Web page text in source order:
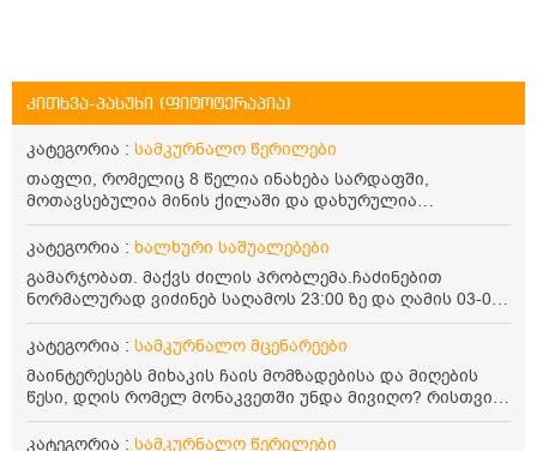
კითხვა-პასუხი (ფიტოტერაპია)
კატეგორია : სამკურნალო წერილები
თაფლი, რომელიც 8 წელია ინახება სარდაფში,
მოთავსებულია მინის ქილაში და დახურულია
პლასტმასის სახურავით. ექნება თუ არა შენარჩუნებული
სასარგებლო თვისებები და შეიძლება თუ არა მისი
მირთმევა? გმადლობთ.
კატეგორია : ხალხური საშუალებები
გამარჯობათ. მაქვს ძილის პრობლემა.ჩაძინებით
ნორმალურად ვიძინებ საღამოს 23:00 ზე და ღამის 03-00
ან 04:00 საათზე მეღვიძება და მერე ვერ ვიძინებ
ვერაფრით.რამე ხალხური საშუალება თუ არის ამ
პრობლემის მოსაგვარებლად
კატეგორია : სამკურნალო მცენარეები
მაინტერესებს მიხაკის ჩაის მომზადებისა და მიღების
წესი, დღის რომელ მონაკვეთში უნდა მივიღო? რისთვის
არის სასარგებლო და უკუჩვენება თუ აქვს
კატეგორია : სამკურნალო წერილები